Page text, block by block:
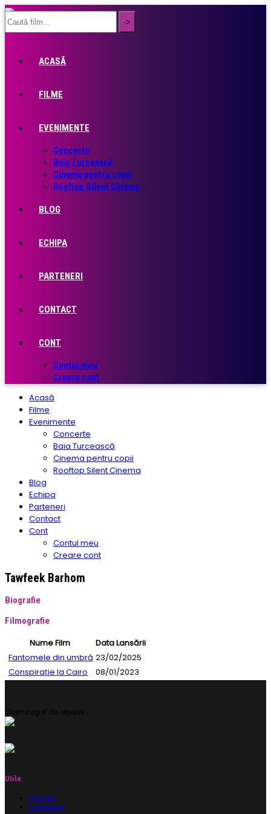
ACASĂ
FILME
EVENIMENTE
Concerte
Baia Turcească
Cinema pentru copii
Rooftop Silent Cinema
BLOG
ECHIPA
PARTENERI
CONTACT
CONT
Contul meu
Creare cont
Acasă
Filme
Evenimente
Concerte
Baia Turcească
Cinema pentru copii
Rooftop Silent Cinema
Blog
Echipa
Parteneri
Contact
Cont
Contul meu
Creare cont
Tawfeek Barhom
Biografie
Filmografie
Nume Film
Data Lansării
Fantomele din umbră 23/02/2025
Conspirație la Cairo
08/01/2023
Cinematograf din rețeaua
Utile
Program
Evenimente